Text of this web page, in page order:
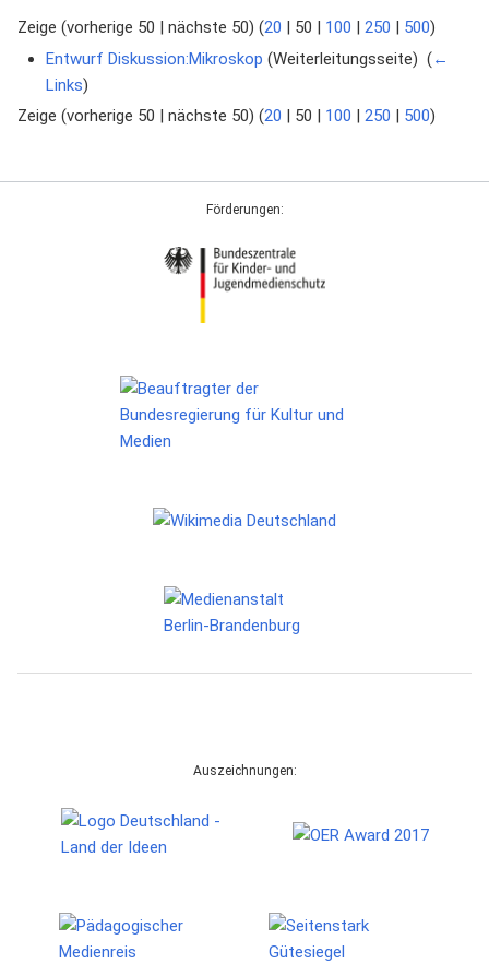
Zeige (vorherige 50 nächste 50) (20 50 100 250 500)
Entwurf Diskussion:Mikroskop (Weiterleitungsseite) ‎ (←
Links)
Zeige (vorherige 50 | nächste 50) (20 | 50 | 100 | 250 | 500)
Förderungen:
Auszeichnungen: